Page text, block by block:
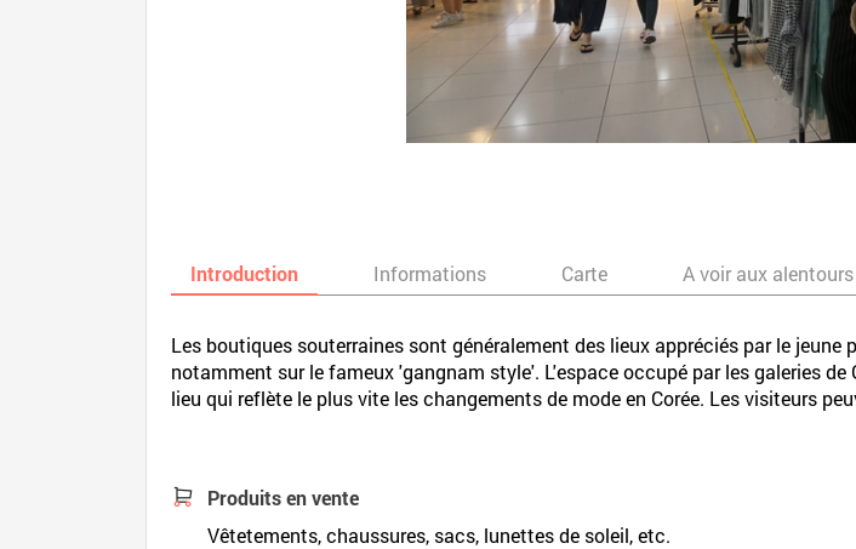
Introduction Informations Carte A voir aux alentours
Les boutiques souterraines sont généralement des lieux appréciés par le
notamment sur le fameux 'gangnam style'. L'espace occupé par les galeries
lieu qui reflète le plus vite les changements de mode en Corée. Les visiteurs
Produits en vente
Vêtetements, chaussures, sacs, lunettes de soleil, etc.